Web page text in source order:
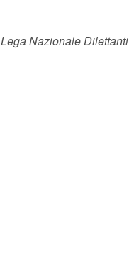
Lega Nazionale Dilettanti